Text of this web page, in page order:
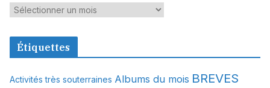
A
c
v
Étiquettes
Activités très souterraines Albums du mois BREVES